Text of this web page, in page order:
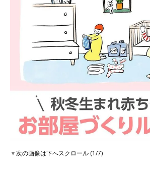
▼次の画像は下へスクロール (1/7)